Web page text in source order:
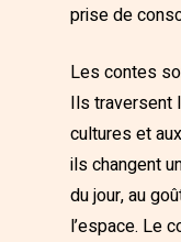
prise de
Les contes
Ils traversent
cultures et
ils changent
du jour, au
l’espace. Le